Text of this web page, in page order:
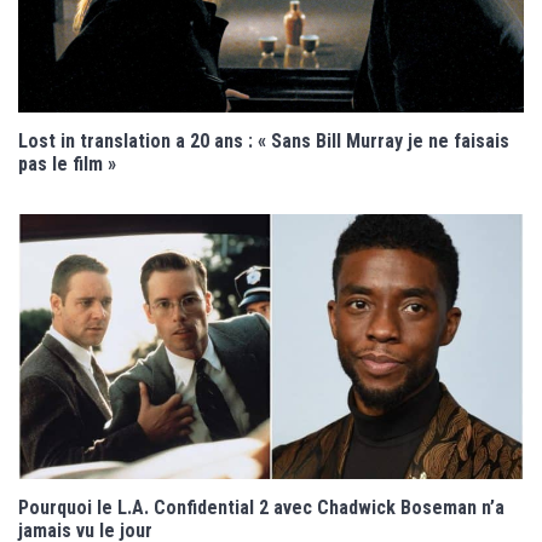
Lost in translation a 20 ans : « Sans Bill Murray je ne faisais
pas le film »
Pourquoi le L.A. Confidential 2 avec Chadwick Boseman n’a
jamais vu le jour